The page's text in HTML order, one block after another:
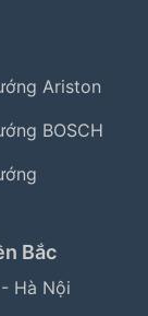
Ariston
BOSCH
Bắc
Hà Nội